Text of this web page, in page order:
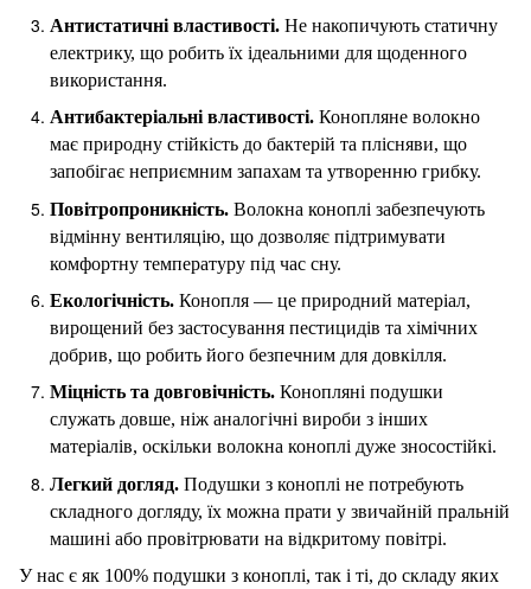
Антистатичні властивості. Не накопичують статичну
електрику, що робить їх ідеальними для щоденного
використання.
Антибактеріальні властивості. Конопляне волокно
має природну стійкість до бактерій та плісняви, що
запобігає неприємним запахам та утворенню грибку.
Повітропроникність. Волокна коноплі забезпечують
відмінну вентиляцію, що дозволяє підтримувати
комфортну температуру під час сну.
Екологічність. Конопля — це природний матеріал,
вирощений без застосування пестицидів та хімічних
добрив, що робить його безпечним для довкілля.
Міцність та довговічність. Конопляні подушки
служать довше, ніж аналогічні вироби з інших
матеріалів, оскільки волокна коноплі дуже зносостійкі.
Легкий догляд. Подушки з коноплі не потребують
складного догляду, їх можна прати у звичайній пральній
машині або провітрювати на відкритому повітрі.
У нас є як 100% подушки з коноплі, так і ті, до складу яких